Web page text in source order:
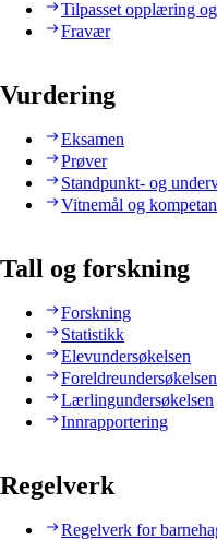
Tilpasset opplæring
Fravær
Vurdering
Eksamen
Prøver
Standpunkt- og
Vitnemål og
Tall og forskning
Forskning
Statistikk
Elevundersøkelsen
Lærlingundersøkelsen
Innrapportering
Regelverk
Regelverk for